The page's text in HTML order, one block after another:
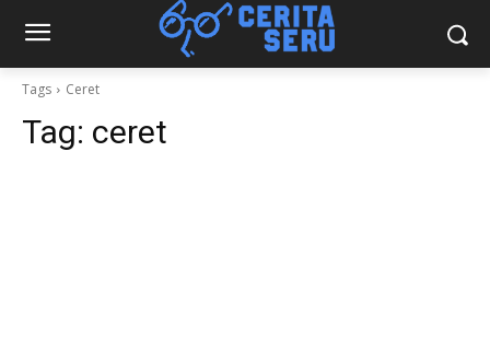
Tags Ceret
Tag: ceret